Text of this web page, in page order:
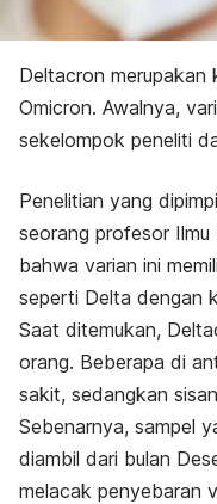
Deltacron merupakan
Omicron. Awalnya,
sekelompok peneliti
Penelitian yang
seorang profesor
bahwa varian ini
seperti Delta dengan
Saat ditemukan,
orang. Beberapa di
sakit, sedangkan
Sebenarnya, sampel
diambil dari bulan
melacak penyebaran